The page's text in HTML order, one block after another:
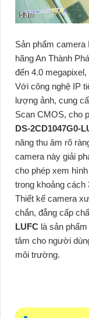
Sản phẩm camera
hãng An Thành
đến 4.0
Với công nghệ IP
lượng ảnh, cung
Scan CMOS, cho
DS-2CD1047G0-
năng thu âm rõ
camera này giải
cho phép xem
trong khoảng cách
Thiết kế camera
chắn, đẳng cấp
LUFC là sản
tâm cho người
môi trường.